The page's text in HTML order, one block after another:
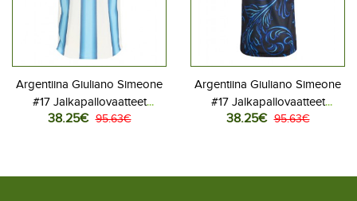
Argentiina Giuliano Simeone
#17 Jalkapallovaatteet
Kotipaita MM-kisat 2026
38.25€ 95.63€
Argentiina Giuliano Simeone
#17 Jalkapallovaatteet
Vieraspaita MM-kisat 2026
38.25€ 95.63€